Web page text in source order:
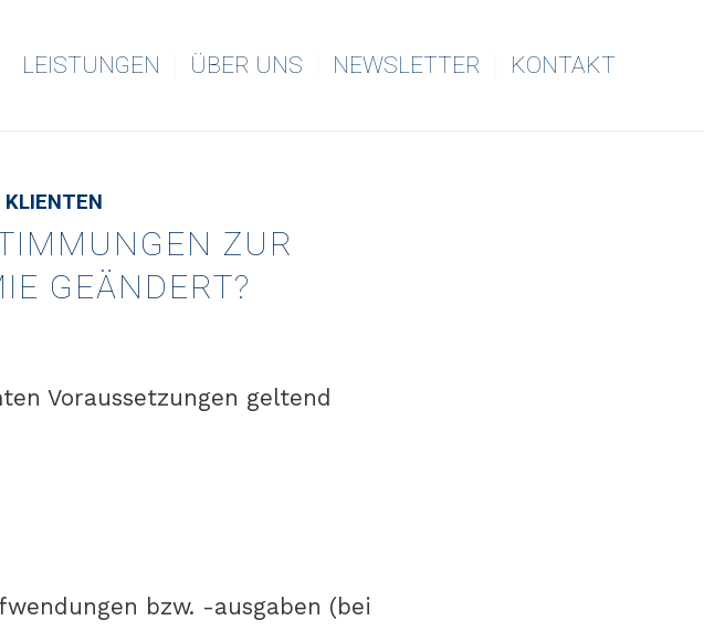
LEISTUNGEN ÜBER UNS NEWSLETTER KONTAKT
KLIENTEN
ZUR
GEÄNDERT?
Voraussetzungen geltend
bzw. -ausgaben (bei